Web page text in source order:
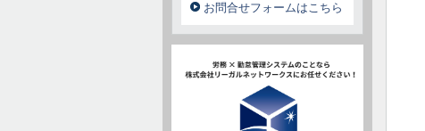
お問合せフォームはこちら